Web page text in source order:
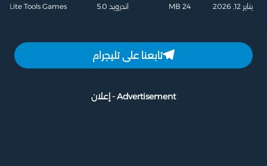
يناير 12, 2026 24 MB اندرويد 5.0 Lite Tools Games
تابعنا على تليجرام
Advertisement - إعلان